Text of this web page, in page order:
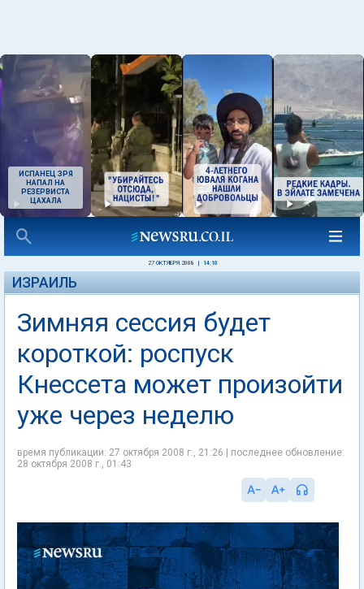
ИСПАНЕЦ ЗРЯ
НАПАЛ НА
РЕЗЕРВИСТА
ЦАХАЛА
27 ОКТЯБРЯ 2008 14:10
ИЗРАИЛЬ
Зимняя сессия будет
короткой: роспуск
Кнессета может произойти
уже через неделю
время публикации: 27 октября 2008 г., 21:26 | последнее обновление:
28 октября 2008 г., 01:43